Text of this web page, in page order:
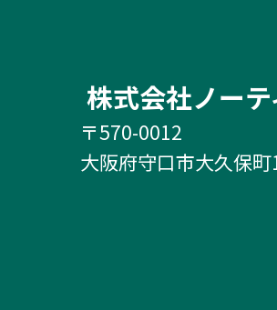
株式会社ノーテ
〒570-0012
大阪府守口市大久保